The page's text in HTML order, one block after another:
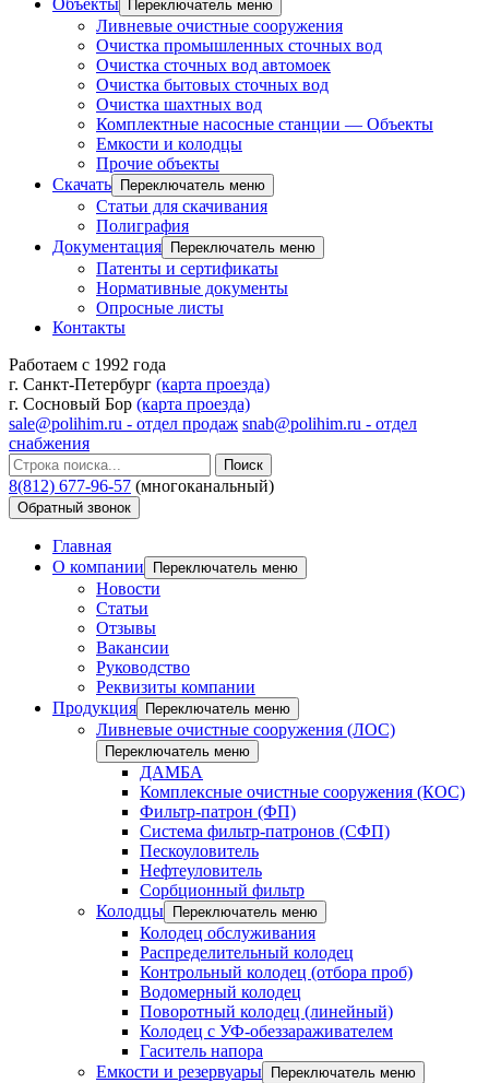
Объекты
Переключатель меню
Ливневые очистные сооружения
Очистка промышленных сточных вод
Очистка сточных вод автомоек
Очистка бытовых сточных вод
Очистка шахтных вод
Комплектные насосные станции — Объекты
Емкости и колодцы
Прочие объекты
Скачать
Переключатель меню
Статьи для скачивания
Полиграфия
Документация
Переключатель меню
Патенты и сертификаты
Нормативные документы
Опросные листы
Контакты
Работаем с 1992 года
г. Санкт-Петербург (карта проезда)
г. Сосновый Бор (карта проезда)
sale@polihim.ru - отдел продаж snab@polihim.ru - отдел
снабжения
Поиск
8(812) 677-96-57 (многоканальный)
Обратный звонок
Главная
О компании
Переключатель меню
Новости
Статьи
Отзывы
Вакансии
Руководство
Реквизиты компании
Продукция
Переключатель меню
Ливневые очистные сооружения (ЛОС)
Переключатель меню
ДАМБА
Комплексные очистные сооружения (КОС)
Фильтр-патрон (ФП)
Система фильтр-патронов (СФП)
Пескоуловитель
Нефтеуловитель
Сорбционный фильтр
Колодцы
Переключатель меню
Колодец обслуживания
Распределительный колодец
Контрольный колодец (отбора проб)
Водомерный колодец
Поворотный колодец (линейный)
Колодец с УФ-обеззараживателем
Гаситель напора
Емкости и резервуары
Переключатель меню